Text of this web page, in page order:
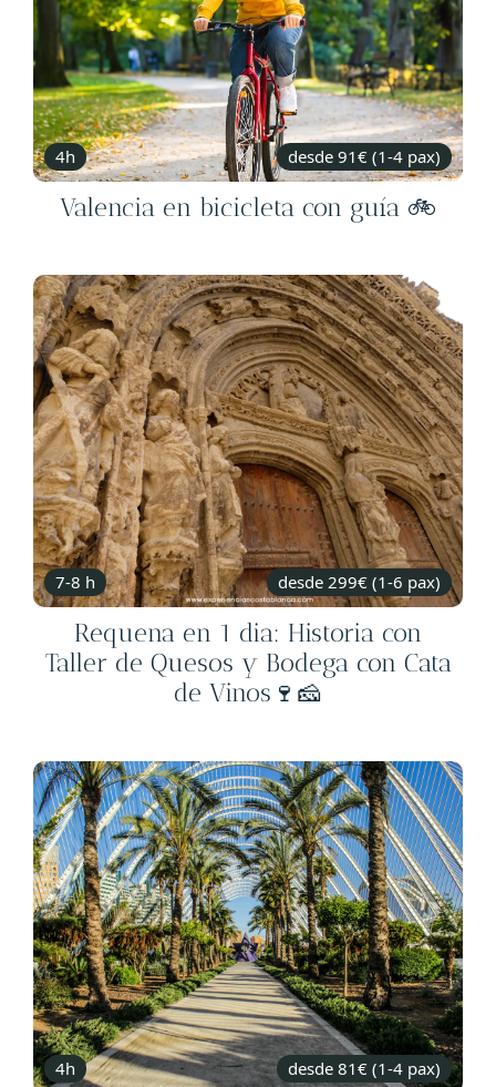
4h desde 91€ (1-4 pax)
Valencia en bicicleta con guía 🚲
7-8 h desde 299€ (1-6 pax)
Requena en 1 dia: Historia con
Taller de Quesos y Bodega con Cata
de Vinos🍷🧀
4h desde 81€ (1-4 pax)